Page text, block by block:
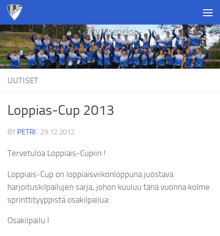
Skip to content
Liity jäseneksi
UUTISET
Loppias-Cup 2013
BY PETRI · 29.12.2012
Tervetuloa Loppiais-Cupiin !
Loppiais-Cup on loppiaisviikonloppuna juostava
harjoituskilpailujen sarja, johon kuuluu tänä vuonna kolme
sprinttityyppistä osakilpailua:
Osakilpailu I